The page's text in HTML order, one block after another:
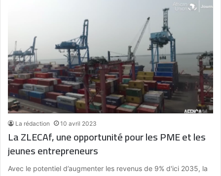
La rédaction 10 avril 2023
La ZLECAf, une opportunité pour les PME et les
jeunes entrepreneurs
Avec le potentiel d’augmenter les revenus de 9% d'ici 2035, la